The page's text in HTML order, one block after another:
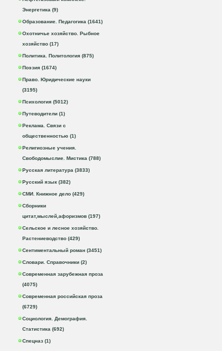
Энергетика (9)
Образование. Педагогика (1641)
Охотничье хозяйство. Рыбное
хозяйство (17)
Политика. Политология (875)
Поэзия (1674)
Право. Юридические науки
(3195)
Психология (5012)
Путеводители (1)
Реклама. Связи с
общественностью (1)
Религиозные учения.
Свободомыслие. Мистика (788)
Русская литература (3833)
Русский язык (382)
СМИ. Книжное дело (429)
Сборники
цитат,мыслей,афоризмов (197)
Сельское и лесное хозяйство.
Растениеводство (429)
Сентиментальный роман (3451)
Словари. Справочники (2)
Современная зарубежная проза
(4075)
Современная российская проза
(6729)
Социология. Демография.
Статистика (692)
Спецназ (1)